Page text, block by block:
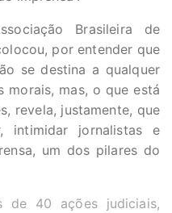
Brasileira de
por entender que
se destina a qualquer
mas, o que está
revela, justamente, que
intimidar jornalistas e
um dos pilares do
de 40 ações judiciais,